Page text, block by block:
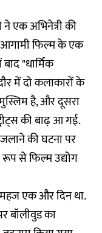
ने एक अभिनेत्री की
फिल्म के एक
"धार्मिक
में दो कलाकारों के
है, और दूसरा
की बाढ़ आ गई.
की घटना पर
से फिल्म उद्योग
एक और दिन था.
बॉलीवुड का